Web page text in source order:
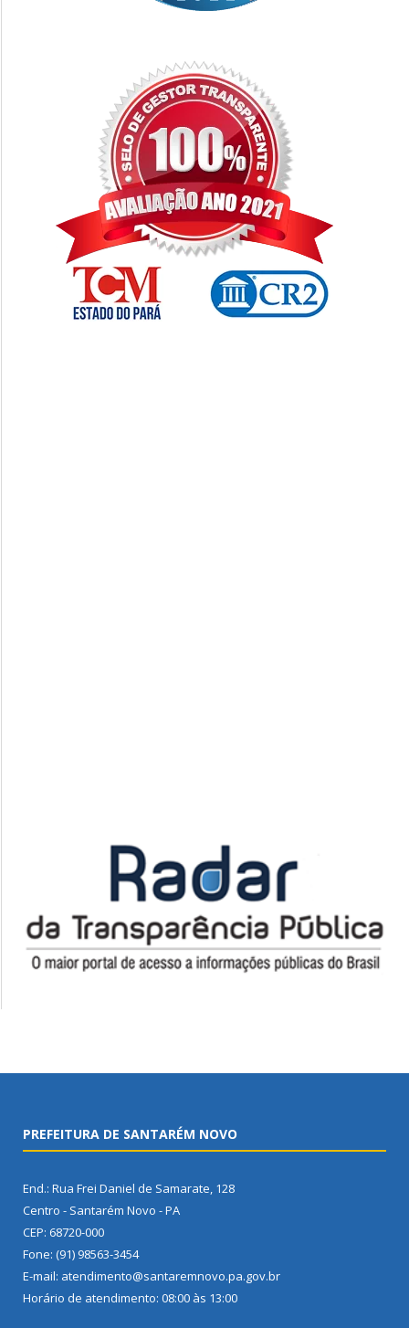
PREFEITURA DE SANTARÉM NOVO
End.: Rua Frei Daniel de Samarate, 128
Centro - Santarém Novo - PA
CEP: 68720-000
Fone: (91) 98563-3454
E-mail: atendimento@santaremnovo.pa.gov.br
Horário de atendimento: 08:00 às 13:00